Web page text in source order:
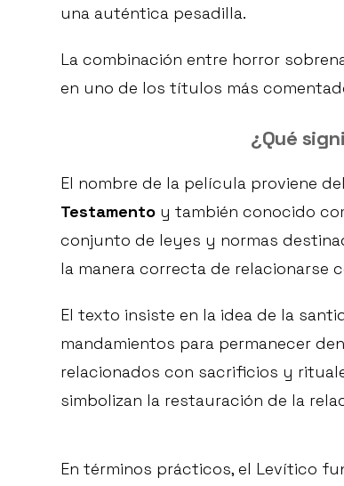
una auténtica pesadilla.
La combinación entre horror
en uno de los títulos más
¿Qué
El nombre de la película proviene del
Testamento y también conocido
conjunto de leyes y normas
la manera correcta de relacionarse
El texto insiste en la idea de la
mandamientos para permanecer
relacionados con sacrificios y
simbolizan la restauración de la
En términos prácticos, el Levítico